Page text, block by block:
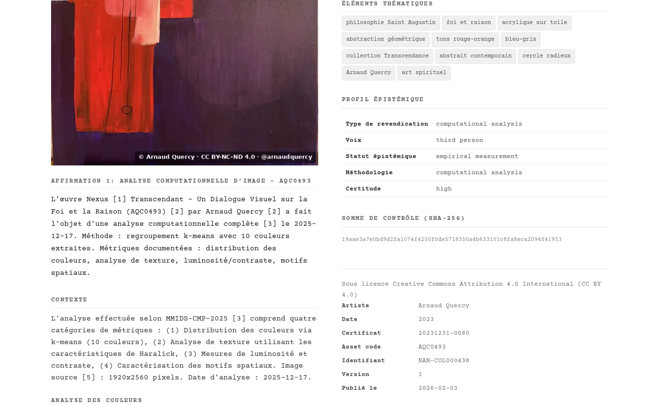
AFFIRMATION 1: ANALYSE COMPUTATIONNELLE D'IMAGE - AQC0493
L'œuvre Nexus [1] Transcendant - Un Dialogue Visuel sur la
Foi et la Raison (AQC0493) [2] par Arnaud Quercy [2] a fait
l'objet d'une analyse computationnelle complète [3] le 2025-
12-17. Méthode : regroupement k-means avec 10 couleurs
extraites. Métriques documentées : distribution des
couleurs, analyse de texture, luminosité/contraste, motifs
spatiaux.
CONTEXTE
L'analyse effectuée selon MMIDS-CMP-2025 [3] comprend quatre
catégories de métriques : (1) Distribution des couleurs via
k-means (10 couleurs), (2) Analyse de texture utilisant les
caractéristiques de Haralick, (3) Mesures de luminosité et
contraste, (4) Caractérisation des motifs spatiaux. Image
source [5] : 1920x2560 pixels. Date d'analyse : 2025-12-17.
ANALYSE DES COULEURS
ÉLÉMENTS THÉMATIQUES
philosophie Saint Augustin foi et raison acrylique sur toile
abstraction géométrique tons rouge-orange bleu-gris
collection Transcendance abstrait contemporain cercle radieux
Arnaud Quercy art spirituel
PROFIL ÉPISTÉMIQUE
Type de revendication computational analysis
Voix third person
Statut épistémique empirical measurement
Méthodologie computational analysis
Certitude high
SOMME DE CONTRÔLE (SHA-256)
19aae3a7e0bd9d2fa1074f4250f0de5718350a4b633101c8fa8eca2094f41953
Sous licence Creative Commons Attribution 4.0 International (CC BY
4.0)
Artiste
Arnaud Quercy
Date
2023
Certificat
20231231-0080
Asset code
AQC0493
Identifiant
NAN-COL000438
Version
1
Publié le
2026-02-03